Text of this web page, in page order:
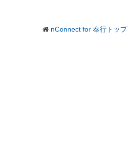
nConnect for 奉行トップ